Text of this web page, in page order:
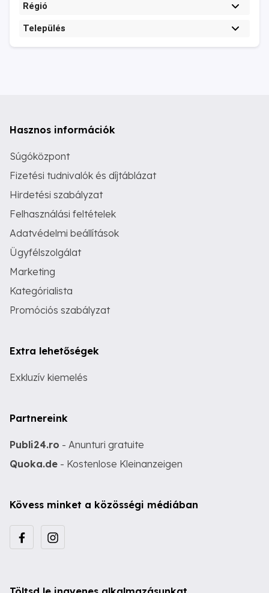
Régió
Település
Hasznos információk
Súgóközpont
Fizetési tudnivalók és díjtáblázat
Hirdetési szabályzat
Felhasználási feltételek
Adatvédelmi beállítások
Ügyfélszolgálat
Marketing
Kategórialista
Promóciós szabályzat
Extra lehetőségek
Exkluzív kiemelés
Partnereink
Publi24.ro - Anunturi gratuite
Quoka.de - Kostenlose Kleinanzeigen
Kövess minket a közösségi médiában